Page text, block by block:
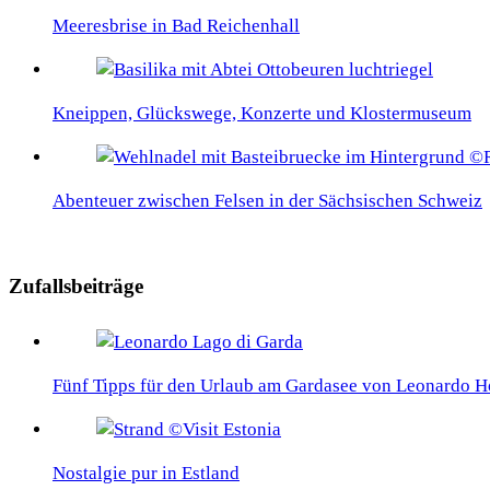
Meeresbrise in Bad Reichenhall
Kneippen, Glückswege, Konzerte und Klostermuseum
Abenteuer zwischen Felsen in der Sächsischen Schweiz
Zufallsbeiträge
Fünf Tipps für den Urlaub am Gardasee von Leonardo
Nostalgie pur in Estland